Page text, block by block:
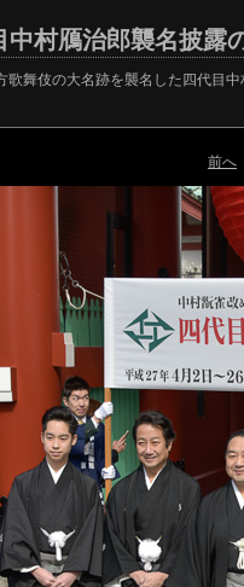
中村鴈治郎襲名披露
舞伎の大名跡を襲名した四代目
前へ